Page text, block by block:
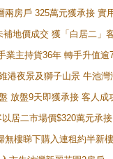
房戶 325萬元獲承接 實
地價成交 獲「白居二」
業主持貨36年 轉手升值逾
港夜景及獅子山景 牛池
放盤9天即獲承接 客人
居二市場價$320萬元承接
樓睇下購入連租約半新